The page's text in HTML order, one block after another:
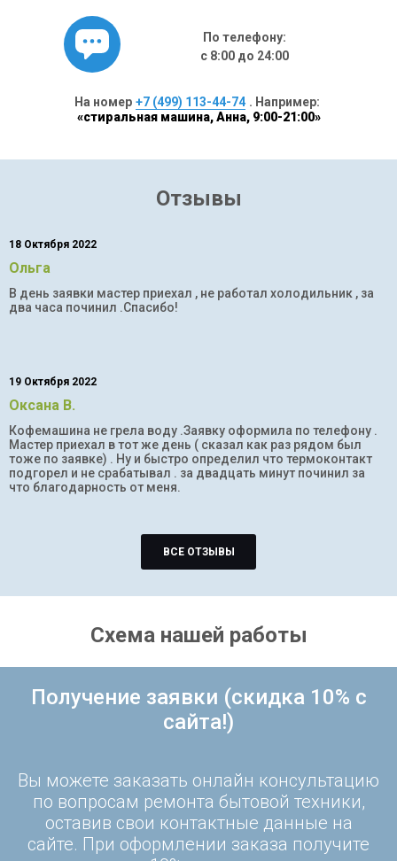
По телефону:
с 8:00 до 24:00
На номер +7 (499) 113-44-74 . Например:
«стиральная машина, Анна, 9:00-21:00»
Отзывы
18 Октября 2022
Ольга
В день заявки мастер приехал , не работал холодильник , за
два часа починил .Спасибо!
19 Октября 2022
Оксана В.
Кофемашина не грела воду .Заявку оформила по телефону .
Мастер приехал в тот же день ( сказал как раз рядом был
тоже по заявке) . Ну и быстро определил что термоконтакт
подгорел и не срабатывал . за двадцать минут починил за
что благодарность от меня.
ВСЕ ОТЗЫВЫ
Схема нашей работы
Получение заявки (скидка 10% с
сайта!)
Вы можете заказать онлайн консультацию
по вопросам ремонта бытовой техники,
оставив свои контактные данные на
сайте. При оформлении заказа получите